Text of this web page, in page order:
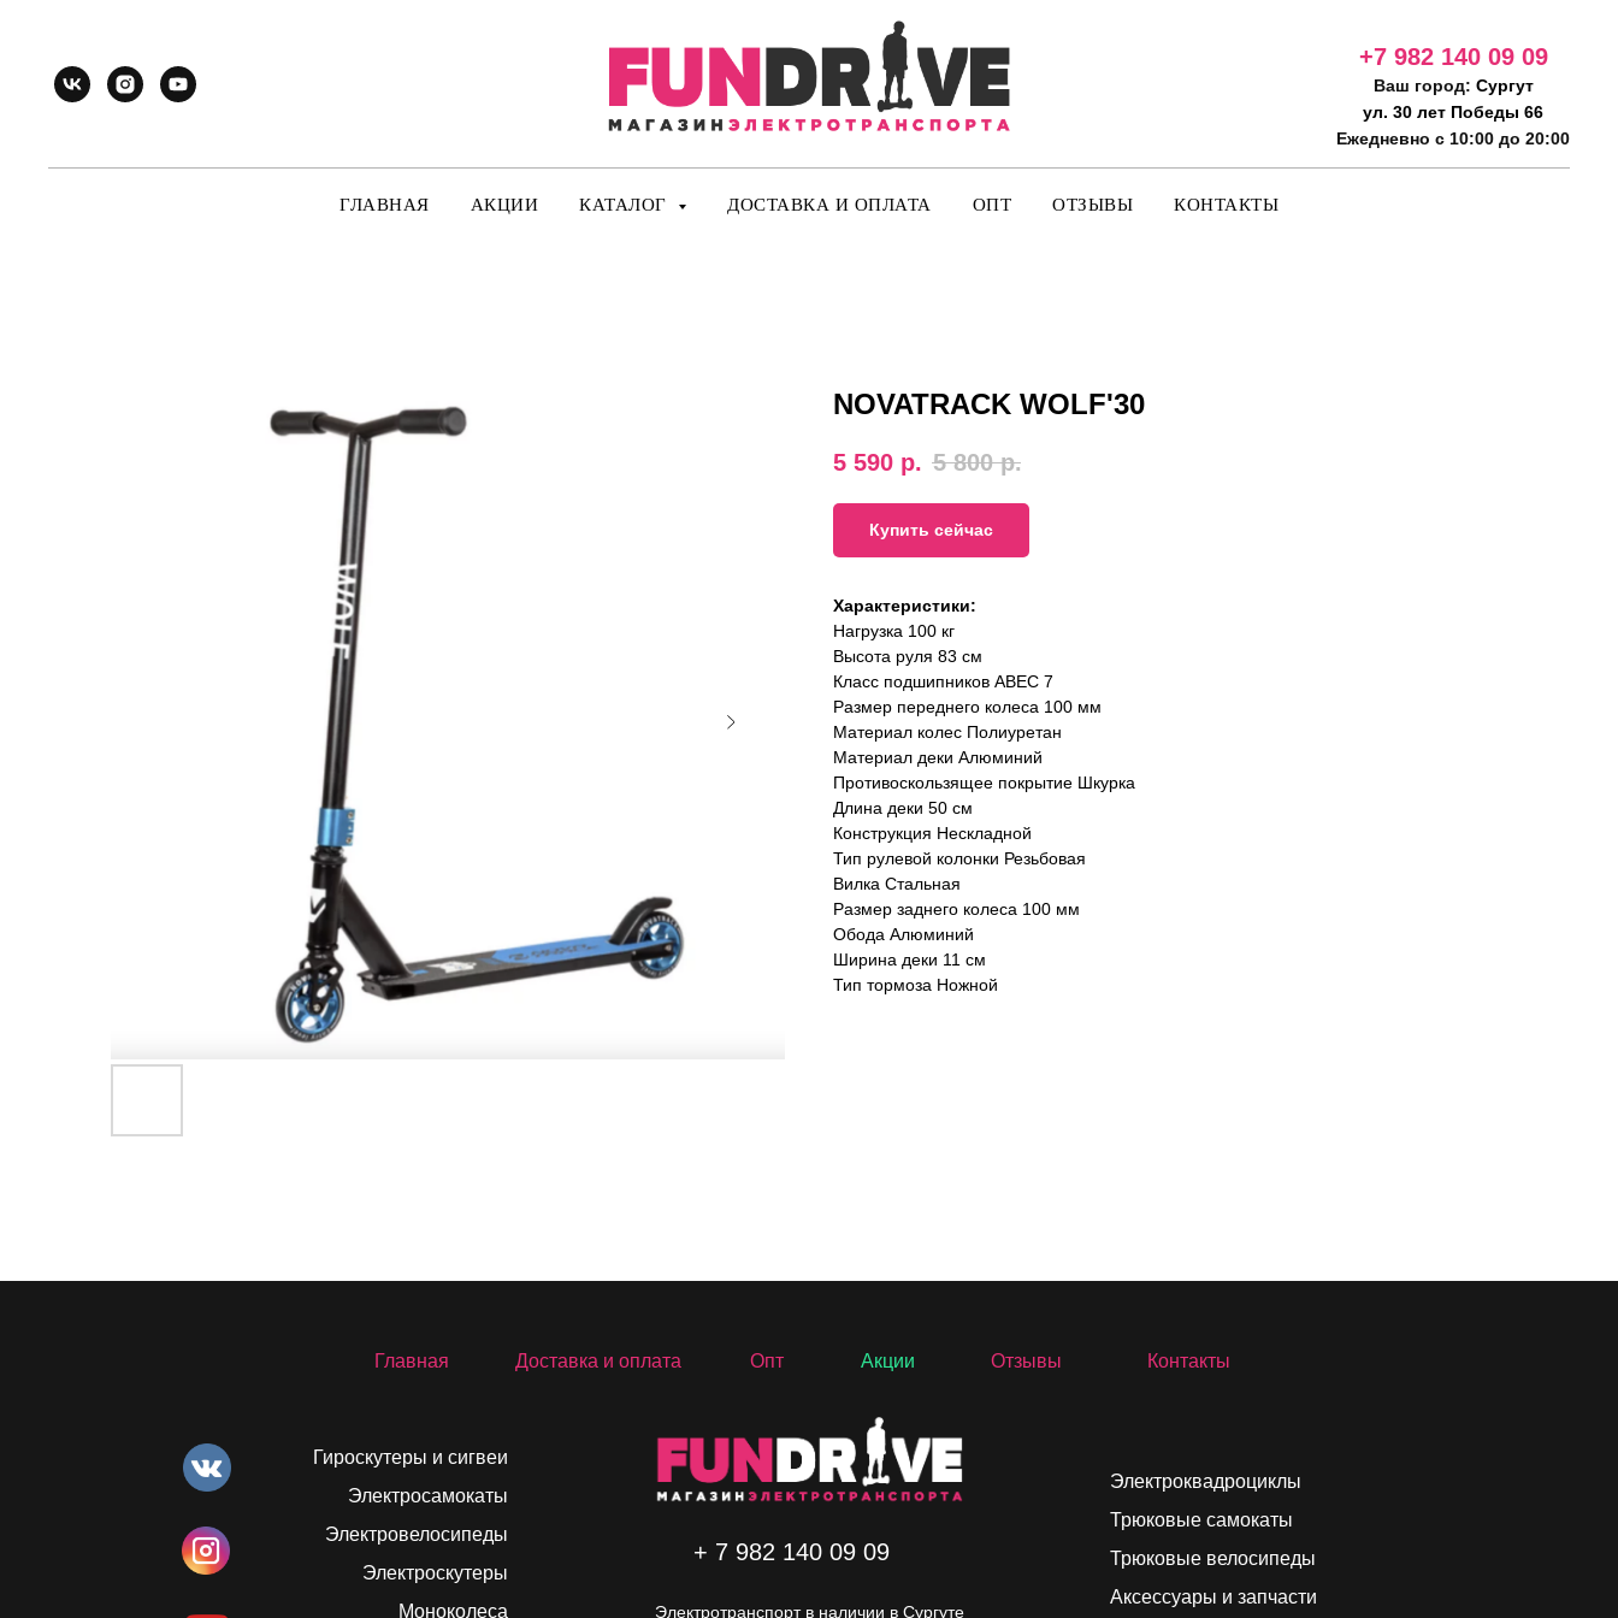
+7 982 140 09 09
Ваш город: Сургут
ул. 30 лет Победы 66
Ежедневно с 10:00 до 20:00
ГЛАВНАЯ АКЦИИ КАТАЛОГ ДОСТАВКА И ОПЛАТА ОПТ ОТЗЫВЫ КОНТАКТЫ
NOVATRACK WOLF'30
5 590 р. 5 800 р.
Купить сейчас
Характеристики:
Нагрузка 100 кг
Высота руля 83 см
Класс подшипников ABEC 7
Размер переднего колеса 100 мм
Материал колес Полиуретан
Материал деки Алюминий
Противоскользящее покрытие Шкурка
Длина деки 50 см
Конструкция Нескладной
Тип рулевой колонки Резьбовая
Вилка Стальная
Размер заднего колеса 100 мм
Обода Алюминий
Ширина деки 11 см
Тип тормоза Ножной
Гироскутеры и сигвеи
Электросамокаты
Электровелосипеды
Электроскутеры
Моноколеса
Электроквадроциклы
Трюковые самокаты
Трюковые велосипеды
Аксессуары и запчасти
Главная Доставка и оплата Опт Отзывы
Акции Контакты
+ 7 982 140 09 09
Электротранспорт в наличии в Сургуте